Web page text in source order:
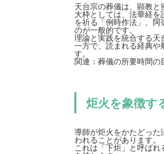
天台宗の葬儀は、顕教と
大枠としては、法華経
を祈る「例時作法」、
のが一般的です。
理論と実践を統合する天
一方で、読まれる経典
す。
関連： 葬儀の所要時間の
炬火を象徴す
導師が炬火をかたどっ
われることがあります。
これは「下炬」と呼ば